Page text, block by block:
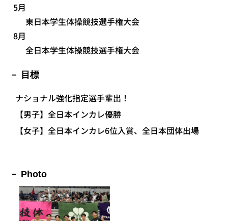
5月
東日本学生体操競技選手権大会
8月
全日本学生体操競技選手権大会
目標
ナショナル強化指定選手輩出！
【男子】全日本インカレ優勝
【女子】全日本インカレ6位入賞、全日本団体出場
Photo